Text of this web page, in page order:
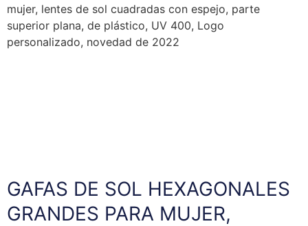
mujer, lentes de sol cuadradas con espejo, parte
superior plana, de plástico, UV 400, Logo
personalizado, novedad de 2022
GAFAS DE SOL HEXAGONALES
GRANDES PARA MUJER,